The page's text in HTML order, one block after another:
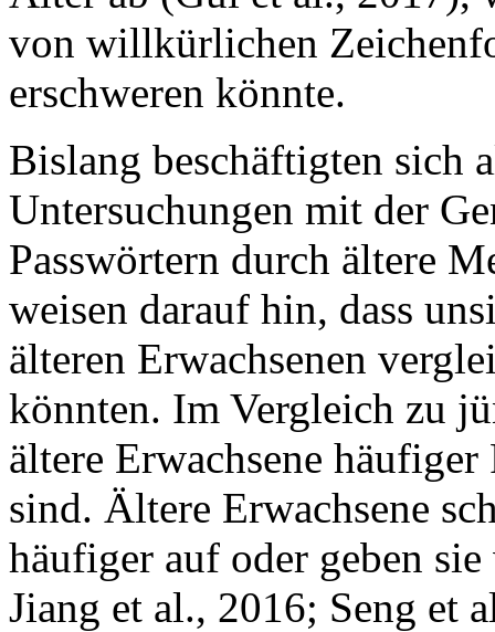
von willkürlichen
erschweren könnte.
Bislang beschäftigten sich
Untersuchungen mit der
Passwörtern durch ältere
weisen darauf hin, dass
älteren Erwachsenen
könnten. Im Vergleich zu
ältere Erwachsene
sind. Ältere Erwachsene
häufiger auf oder geben
Jiang et al., 2016; Seng et